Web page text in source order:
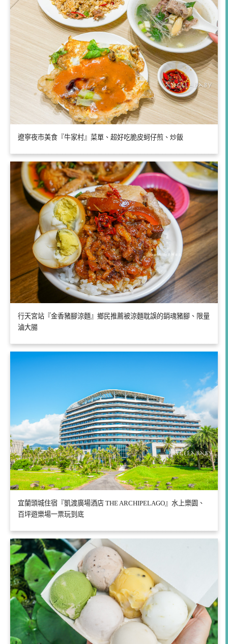
遼寧夜市美食『牛家村』菜單、超好吃脆皮蚵仔煎、炒飯
行天宮站『金香豬腳涼麵』鄉民推薦被涼麵耽誤的銷魂豬腳、限量
滷大腸
宜蘭頭城住宿『凱渡廣場酒店 THE ARCHIPELAGO』水上樂園、
百坪遊樂場一票玩到底